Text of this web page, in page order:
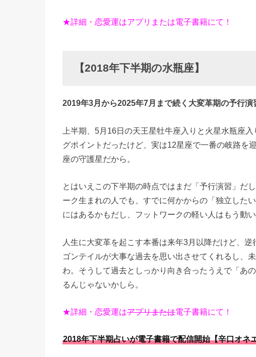
★詳細・恋愛運はアプリまたは電子書籍にて！
【2018年下半期の水瓶座】
2019年3月から2025年7月まで続く大変革期の予行演
上半期、5月16日の天王星牡牛座入りと火星水瓶座
グポイントだったけど、実は12星座で一番の岐路を
座の守護星だから。
とはいえこの下半期の時点ではまだ「予行演習」だ
ーク生まれの人でも、すでに何かからの「独立した
にはあるかもだし、フットワークの軽い人はもう動
人生に大変革を起こす本番は来年3月以降だけど、
ゴンテイルが大事な過去を思い出させてくれるし、
わ。そうして過去としっかり向き合ったうえで「あ
るんじゃないかしら。
★詳細・恋愛運はアプリまたは電子書籍にて！
2018年下半期占いが電子書籍で配信開始【辛口オネ